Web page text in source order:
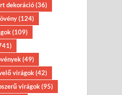
dekoráció(36)
(124)
(109)
(49)
virágok(42)
virágok(95)